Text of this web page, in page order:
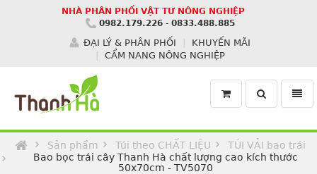
NHÀ PHÂN PHỐI VẬT TƯ NÔNG NGHIỆP
0982.179.226 - 0833.488.885
ĐẠI LÝ & PHÂN PHỐI
KHUYẾN MÃI
CẨM NANG NÔNG NGHIỆP
Toggle
search
Sản phẩm Túi theo CHẤT LIỆU
TÚI VẢI bao trái
Bao bọc trái cây Thanh Hà chất lượng cao kích thước
50x70cm - TV5070